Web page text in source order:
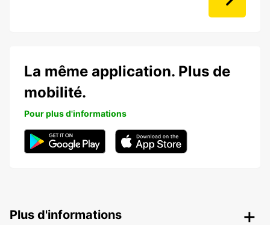
La même application. Plus de
mobilité.
Pour plus d'informations
Plus d'informations